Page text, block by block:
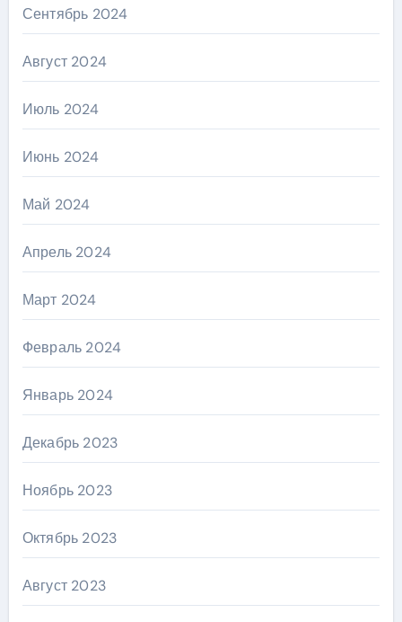
Сентябрь 2024
Август 2024
Июль 2024
Июнь 2024
Май 2024
Апрель 2024
Март 2024
Февраль 2024
Январь 2024
Декабрь 2023
Ноябрь 2023
Октябрь 2023
Август 2023